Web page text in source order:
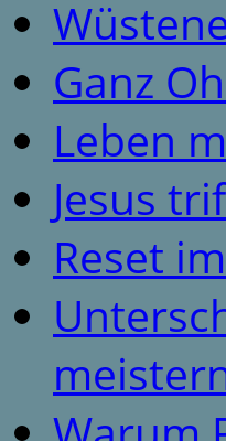
Ganz
Leben
Jesus
Reset